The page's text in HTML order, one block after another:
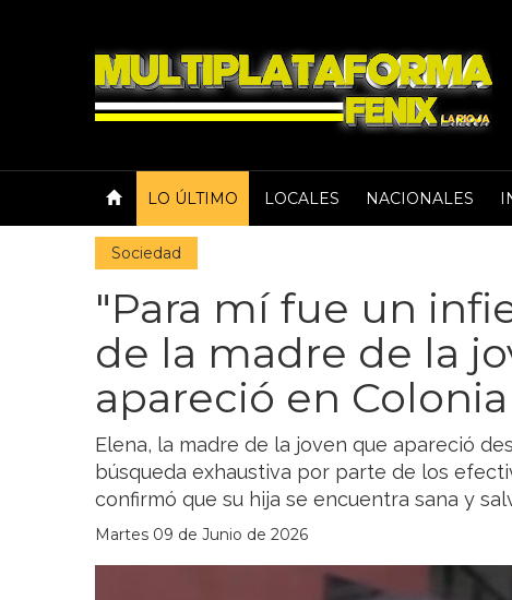
LO ÚLTIMO LOCALES NACIONALES
Sociedad
"Para mí fue un
de la madre de la
apareció en Colonia
Elena, la madre de la joven que apareció
búsqueda exhaustiva por parte de los
confirmó que su hija se encuentra sana y
Martes 09 de Junio de 2026